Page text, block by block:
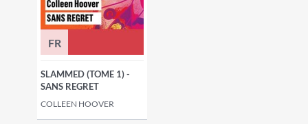
FR
SLAMMED (TOME 1) -
SANS REGRET
COLLEEN HOOVER